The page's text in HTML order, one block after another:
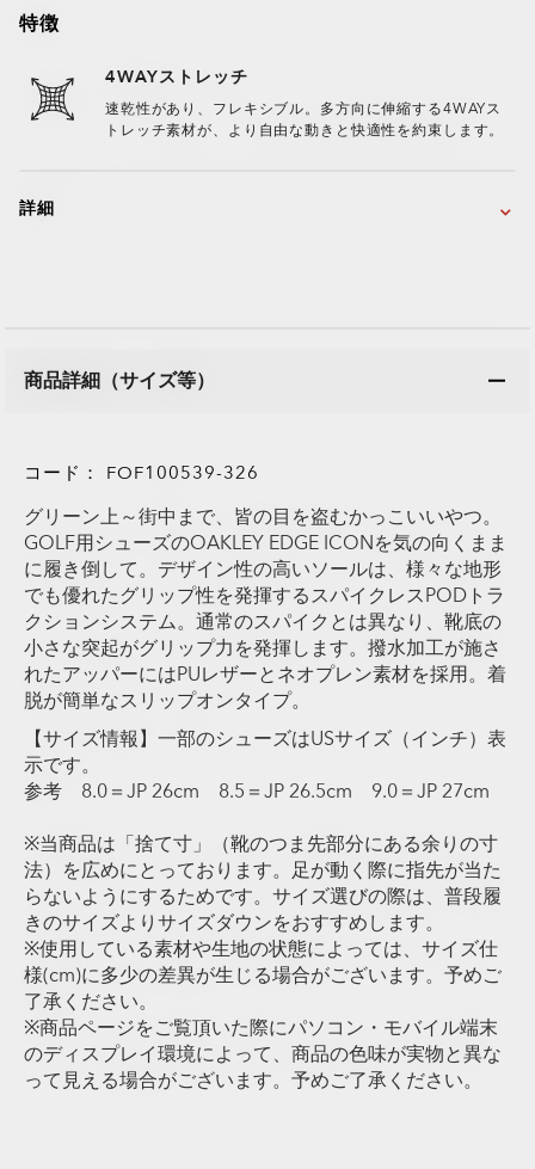
特徴
4WAYストレッチ
速乾性があり、フレキシブル。多方向に伸縮する4WAYス
トレッチ素材が、より自由な動きと快適性を約束します。
詳細
商品詳細（サイズ等）
コード： FOF100539-326
グリーン上～街中まで、皆の目を盗むかっこいいやつ。
GOLF用シューズのOAKLEY EDGE ICONを気の向くまま
に履き倒して。デザイン性の高いソールは、様々な地形
でも優れたグリップ性を発揮するスパイクレスPODトラ
クションシステム。通常のスパイクとは異なり、靴底の
小さな突起がグリップ力を発揮します。撥水加工が施さ
れたアッパーにはPUレザーとネオプレン素材を採用。着
脱が簡単なスリップオンタイプ。
【サイズ情報】一部のシューズはUSサイズ（インチ）表
示です。
参考 8.0＝JP 26cm 8.5＝JP 26.5cm 9.0＝JP 27cm
※当商品は「捨て寸」（靴のつま先部分にある余りの寸
法）を広めにとっております。足が動く際に指先が当た
らないようにするためです。サイズ選びの際は、普段履
きのサイズよりサイズダウンをおすすめします。
※使用している素材や生地の状態によっては、サイズ仕
様(cm)に多少の差異が生じる場合がございます。予めご
了承ください。
※商品ページをご覧頂いた際にパソコン・モバイル端末
のディスプレイ環境によって、商品の色味が実物と異な
って見える場合がございます。予めご了承ください。